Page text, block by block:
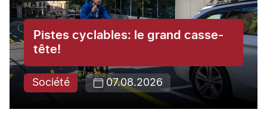
Pistes cyclables: le grand casse-
tête!
Société 07.08.2026